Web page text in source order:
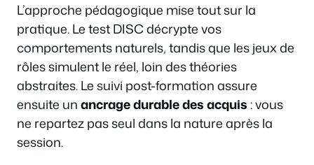
L’approche pédagogique mise tout sur la
pratique. Le test DISC décrypte vos
comportements naturels, tandis que les jeux de
rôles simulent le réel, loin des théories
abstraites. Le suivi post-formation assure
ensuite unancrage durable des acquis : vous
ne repartez pas seul dans la nature après la
session.